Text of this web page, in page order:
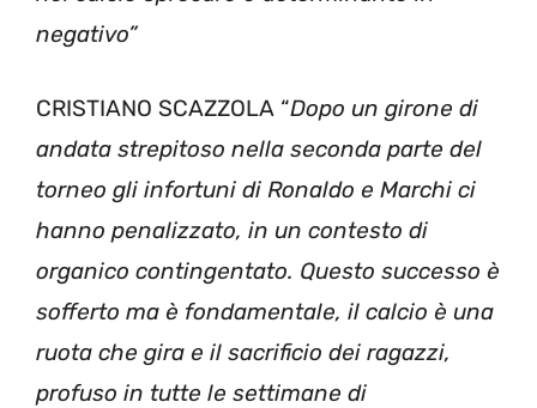
negativo”
CRISTIANO SCAZZOLA “Dopo un girone di
andata strepitoso nella seconda parte del
torneo gli infortuni di Ronaldo e Marchi ci
hanno penalizzato, in un contesto di
organico contingentato. Questo successo è
sofferto ma è fondamentale, il calcio è una
ruota che gira e il sacrificio dei ragazzi,
profuso in tutte le settimane di